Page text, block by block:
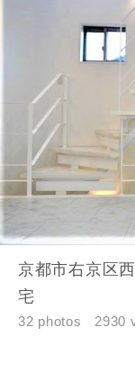
京都市右京区
宅
32 photos 2930